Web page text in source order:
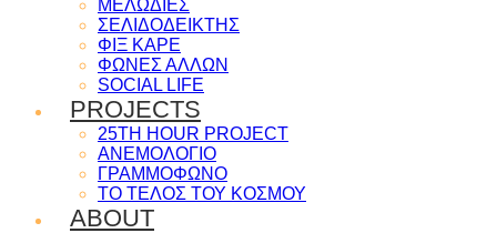
ΜΕΛΩΔΙΕΣ
ΣΕΛΙΔΟΔΕΙΚΤΗΣ
ΦΙΞ ΚΑΡΕ
ΦΩΝΕΣ ΑΛΛΩΝ
SOCIAL LIFE
PROJECTS
25TH HOUR PROJECT
ΑΝΕΜΟΛΟΓΙΟ
ΓΡΑΜΜΟΦΩΝΟ
ΤΟ ΤΕΛΟΣ ΤΟΥ ΚΟΣΜΟΥ
ABOUT